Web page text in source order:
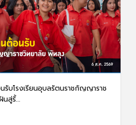
บโรงเรียนอุบลรัตนราชกัญญาราช
สู่รั้...